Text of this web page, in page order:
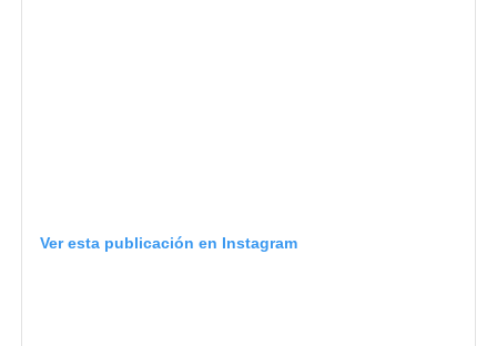
Ver esta publicación en Instagram